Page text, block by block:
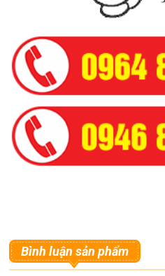
Bình luận sản phẩm